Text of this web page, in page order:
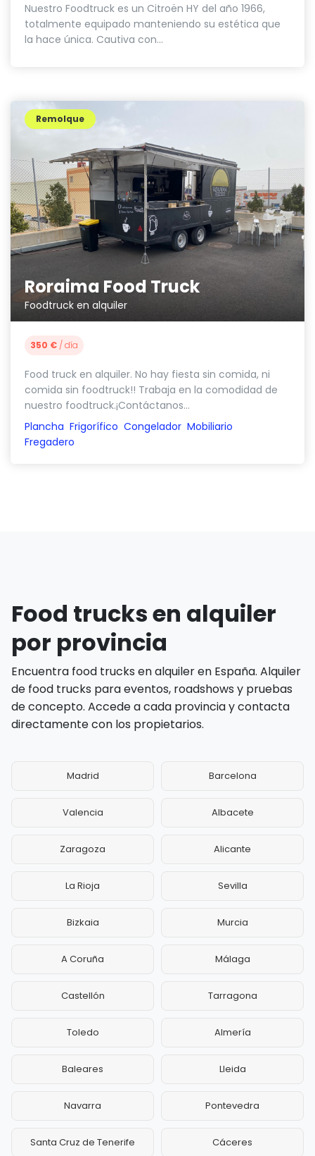
Nuestro Foodtruck es un Citroën HY del año 1966,
totalmente equipado manteniendo su estética que
la hace única. Cautiva con...
Roraima Food Truck
Foodtruck en alquiler
Remolque
350 € / día
Food truck en alquiler. No hay fiesta sin comida, ni
comida sin foodtruck!! Trabaja en la comodidad de
nuestro foodtruck.¡Contáctanos...
Plancha Frigorífico Congelador Mobiliario
Fregadero
Food trucks en alquiler
por provincia
Encuentra food trucks en alquiler en España. Alquiler
de food trucks para eventos, roadshows y pruebas
de concepto. Accede a cada provincia y contacta
directamente con los propietarios.
Madrid Barcelona
Valencia Albacete
Zaragoza Alicante
La Rioja Sevilla
Bizkaia Murcia
A Coruña Málaga
Castellón Tarragona
Toledo Almería
Baleares Lleida
Navarra Pontevedra
Santa Cruz de Tenerife Cáceres